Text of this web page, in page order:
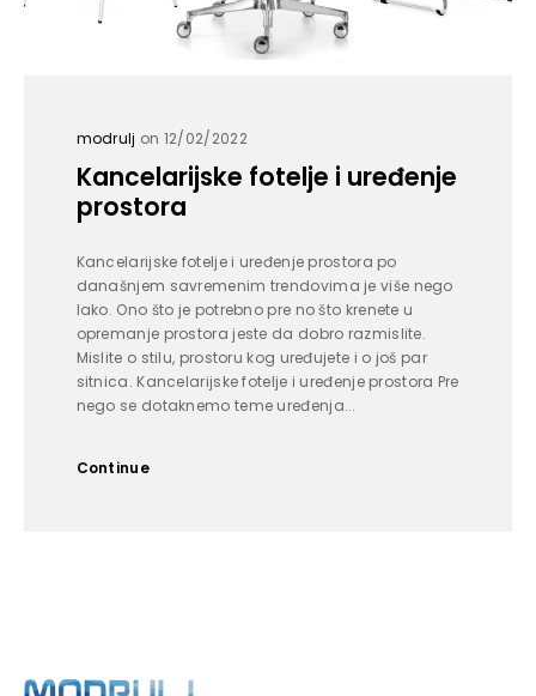
modrulj on 12/02/2022
Kancelarijske fotelje i uređenje
prostora
Kancelarijske fotelje i uređenje prostora po
današnjem savremenim trendovima je više nego
lako. Ono što je potrebno pre no što krenete u
opremanje prostora jeste da dobro razmislite.
Mislite o stilu, prostoru kog uređujete i o još par
sitnica. Kancelarijske fotelje i uređenje prostora Pre
nego se dotaknemo teme uređenja...
Continue